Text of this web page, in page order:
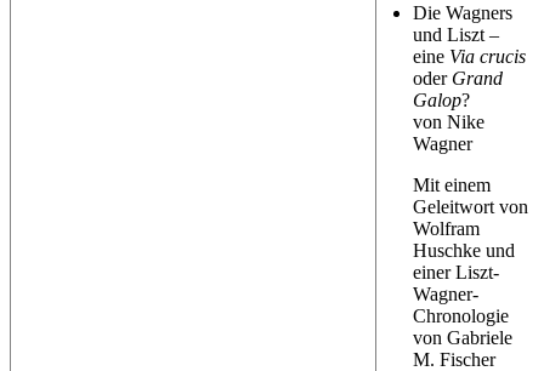
Die Wagners
und Liszt –
eine Via crucis
oder Grand
Galop?
von Nike
Wagner
Mit einem
Geleitwort von
Wolfram
Huschke und
einer Liszt-
Wagner-
Chronologie
von Gabriele
M. Fischer